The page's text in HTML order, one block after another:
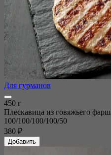
Для гурманов
450 г
Плескавица из говяжьего
100/100/100/100/50
380 ₽
Добавить